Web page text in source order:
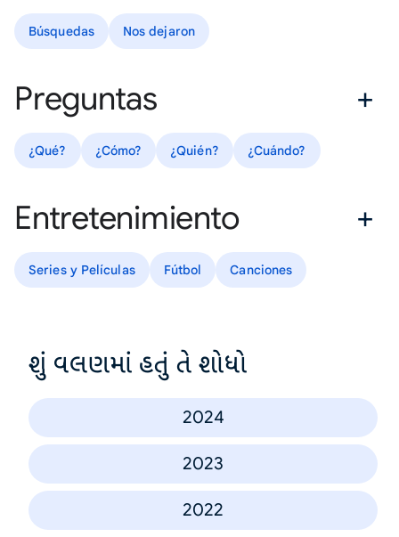
Búsquedas Nos dejaron
Preguntas
¿Qué? ¿Cómo? ¿Quién? ¿Cuándo?
Entretenimiento
Series y Películas Fútbol Canciones
શું વલણમાં હતું તે શોધો
2024
2023
2022